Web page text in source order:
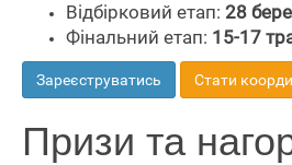
Відбірковий етап: 28
Фінальний етап: 15-17
Зареєструватись Стати
Призи та